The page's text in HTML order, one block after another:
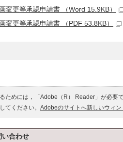
変更等承認申請書 （Word 15.9KB）
変更等承認申請書 （PDF 53.8KB）
ためには，「Adobe（R） Reader」が必要
てください。 Adobeのサイトへ新しいウィン
い合わせ